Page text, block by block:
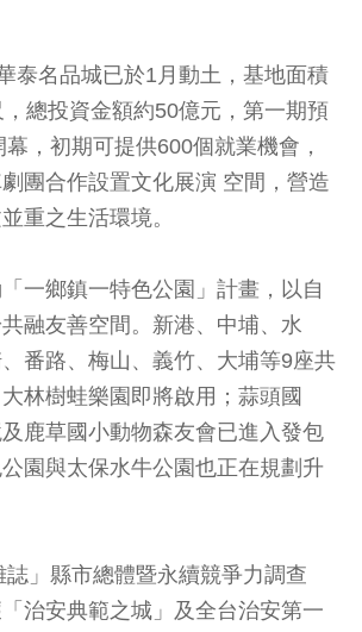
泰名品城已於1月動土，基地面積
總投資金額約50億元，第一期預
，初期可提供600個就業機會，
團合作設置文化展演 空間，營造
重之生活環境。
一鄉鎮一特色公園」計畫，以自
融友善空間。新港、中埔、水
、番路、梅山、義竹、大埔等9座共
林樹蛙樂園即將啟用；蒜頭國
鹿草國小動物森友會已進入發包
園與太保水牛公園也正在規劃升
誌」縣市總體暨永續競爭力調查
治安典範之城」及全台治安第一